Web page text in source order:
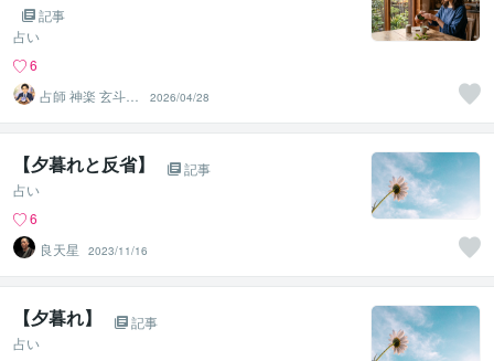
記事
占い
6
占師 神楽 玄斗
（かぐら げん
と）
2026/04/28
【夕暮れと反省】
記事
占い
6
良天星
2023/11/16
【夕暮れ】
記事
占い